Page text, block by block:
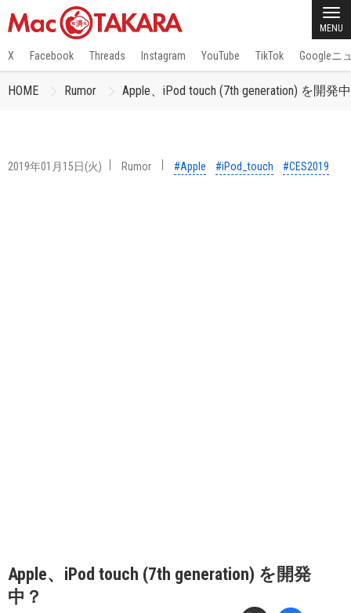
MENU
X Facebook Threads Instagram YouTube TikTok Googleニ
HOME Rumor Apple、iPod touch (7th generation) を開発
2019年01月15日(火) Rumor #Apple #iPod_touch #CES2019
Apple、iPod touch (7th generation) を開発
中？